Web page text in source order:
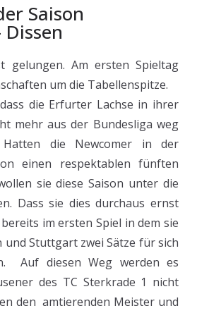
Saison
gelungen. Am ersten Spieltag
um die Tabellenspitze.
die Erfurter Lachse in ihrer
mehr aus der Bundesliga weg
die Newcomer in der
einen respektablen fünften
sie diese Saison unter die
Dass sie dies durchaus ernst
im ersten Spiel in dem sie
und Stuttgart zwei Sätze für sich
Auf diesen Weg werden es
des TC Sterkrade 1 nicht
den amtierenden Meister und